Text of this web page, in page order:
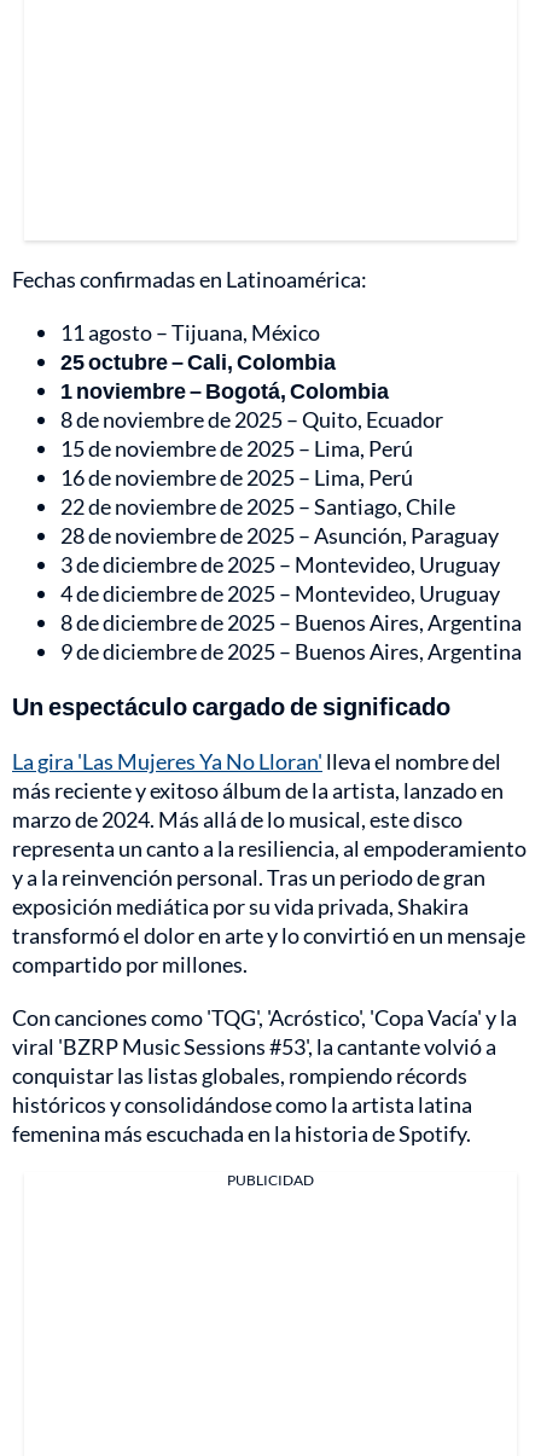
Fechas confirmadas en Latinoamérica:
11 agosto – Tijuana, México
25 octubre – Cali, Colombia
1 noviembre – Bogotá, Colombia
8 de noviembre de 2025 – Quito, Ecuador
15 de noviembre de 2025 – Lima, Perú
16 de noviembre de 2025 – Lima, Perú
22 de noviembre de 2025 – Santiago, Chile
28 de noviembre de 2025 – Asunción, Paraguay
3 de diciembre de 2025 – Montevideo, Uruguay
4 de diciembre de 2025 – Montevideo, Uruguay
8 de diciembre de 2025 – Buenos Aires, Argentina
9 de diciembre de 2025 – Buenos Aires, Argentina
Un espectáculo cargado de significado
La gira 'Las Mujeres Ya No Lloran' lleva el nombre del
más reciente y exitoso álbum de la artista, lanzado en
marzo de 2024. Más allá de lo musical, este disco
representa un canto a la resiliencia, al empoderamiento
y a la reinvención personal. Tras un periodo de gran
exposición mediática por su vida privada, Shakira
transformó el dolor en arte y lo convirtió en un mensaje
compartido por millones.
Con canciones como 'TQG', 'Acróstico', 'Copa Vacía' y la
viral 'BZRP Music Sessions #53', la cantante volvió a
conquistar las listas globales, rompiendo récords
históricos y consolidándose como la artista latina
femenina más escuchada en la historia de Spotify.
PUBLICIDAD